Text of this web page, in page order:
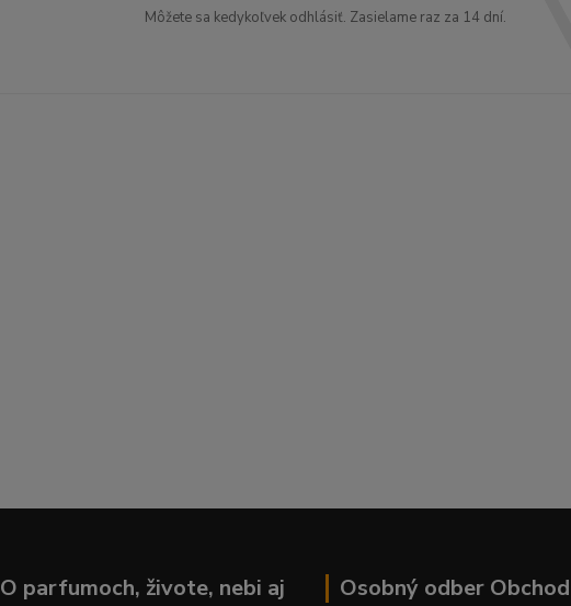
Môžete sa kedykoľvek odhlásiť. Zasielame raz za 14 dní.
O parfumoch, živote, nebi aj
Osobný odber Obchod